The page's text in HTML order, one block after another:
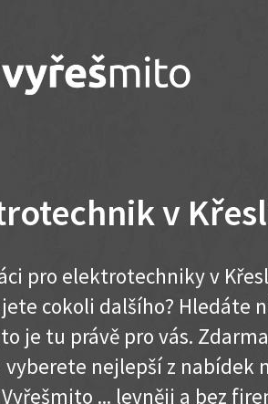
v
pro elektrotechniky v
cokoli dalšího? Hledáte
je tu právě pro vás.
vyberete nejlepší z nabídek
... levněji a bez